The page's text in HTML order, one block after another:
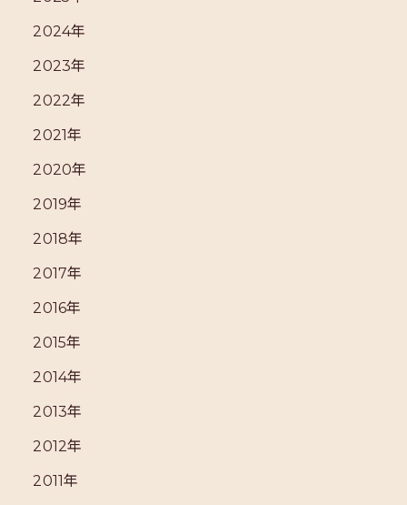
2024年
2023年
2022年
2021年
2020年
2019年
2018年
2017年
2016年
2015年
2014年
2013年
2012年
2011年